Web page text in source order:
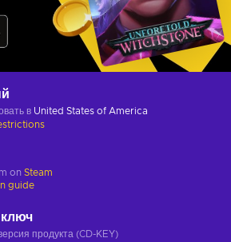
в United States of America
on Steam
guide
продукта (CD-KEY)